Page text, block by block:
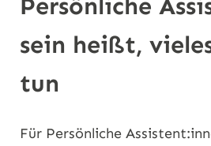
sein heißt,
tun
Für Persönliche